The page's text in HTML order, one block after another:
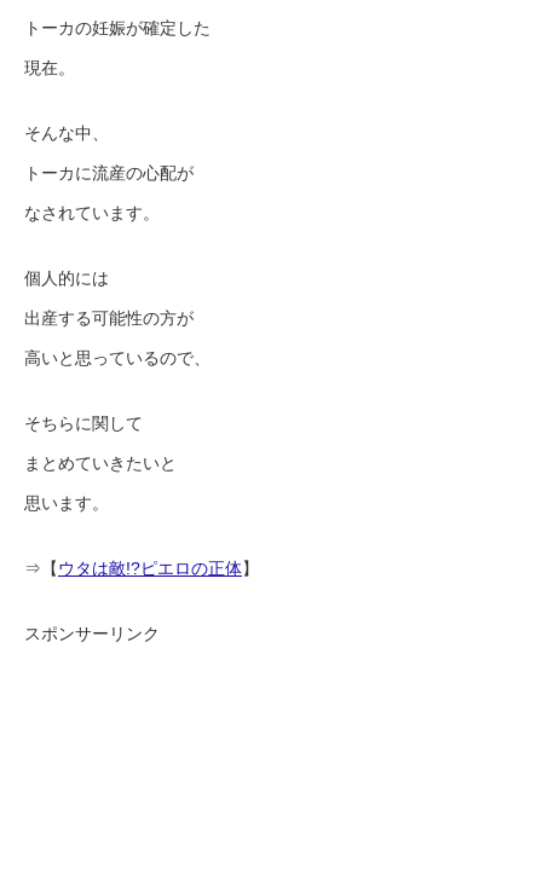
トーカの妊娠が確定した
現在。
そんな中、
トーカに流産の心配が
なされています。
個人的には
出産する可能性の方が
高いと思っているので、
そちらに関して
まとめていきたいと
思います。
⇒【ウタは敵!?ピエロの正体】
スポンサーリンク